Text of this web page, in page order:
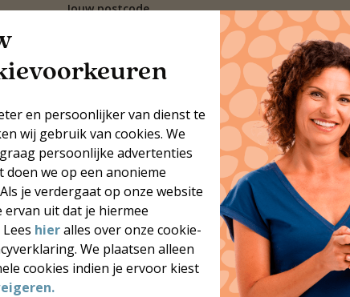
en persoonlijker van dienst te
wij gebruik van cookies. We
persoonlijke advertenties
doen we op een anonieme
je verdergaat op onze website
ervan uit dat je hiermee
hieralles over onze cookie-
We plaatsen alleen
cookies indien je ervoor kiest
Jouw postcode
Zoek coaches
Meer dan 250 locaties door heel Nederland
coach Blijvend resultaat
zoals jij